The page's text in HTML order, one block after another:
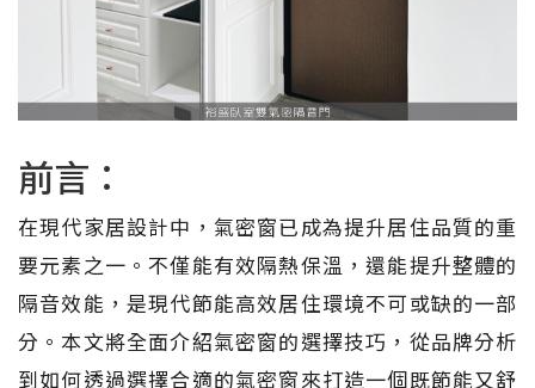
前言：
在現代家居設計中，氣密窗已成為提升居住品質的重
要元素之一。不僅能有效隔熱保溫，還能提升整體的
隔音效能，是現代節能高效居住環境不可或缺的一部
分。本文將全面介紹氣密窗的選擇技巧，從品牌分析
到如何透過選擇合適的氣密窗來打造一個既節能又舒